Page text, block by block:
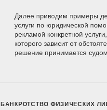
Далее приводим примеры
услуги по юридической
рекламой конкретной
которого зависит от
решение принимается
БАНКРОТСТВО ФИЗИЧЕСКИХ